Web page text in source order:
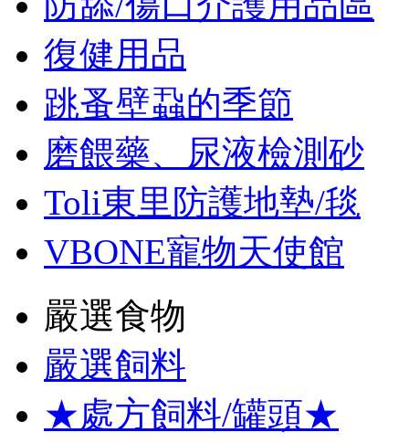
復健用品
跳蚤壁蝨的季節
磨餵藥、尿液檢測砂
Toli東里防護地墊/毯
VBONE寵物天使館
嚴選食物
嚴選飼料
★處方飼料/罐頭★